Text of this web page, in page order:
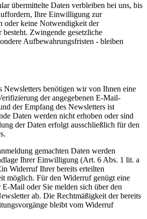
übermittelte Daten verbleiben bei uns, bis
Ihre Einwilligung zur
oder keine Notwendigkeit der
besteht. Zwingende gesetzliche
Aufbewahrungsfristen - bleiben
Newsletters benötigen wir von Ihnen eine
der angegebenen E-Mail-
der Empfang des Newsletters ist
Daten werden nicht erhoben oder sind
der Daten erfolgt ausschließlich für den
gemachten Daten werden
Ihrer Einwilligung (Art. 6 Abs. 1 lit. a
Widerruf Ihrer bereits erteilten
möglich. Für den Widerruf genügt eine
Mail oder Sie melden sich über den
ab. Die Rechtmäßigkeit der bereits
bleibt vom Widerruf